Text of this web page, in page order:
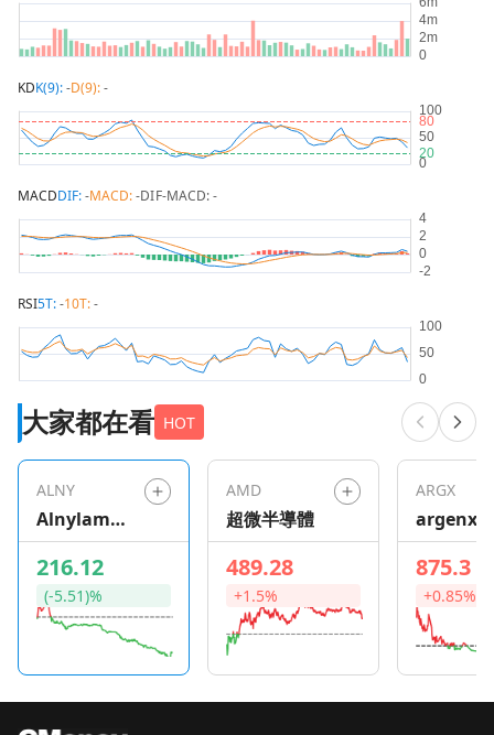
KDK(9):-D(9):-
MACDDIF:-MACD:-DIF-MACD:-
RSI5T:-10T:-
大家都在看 HOT
ALNY
Alnylam
Pharmaceu
ticals
216.12
(-5.51)%
AMD
超微半導體
489.28
+1.5%
ARGX
argenx
875.3
+0.85%